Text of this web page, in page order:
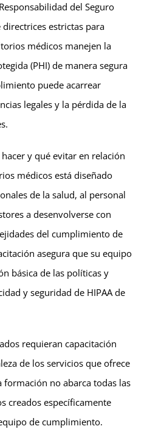
del Seguro
directrices estrictas para
médicos manejen la
(PHI) de manera segura
puede acarrear
legales y la pérdida de la
y qué evitar en relación
médicos está diseñado
de la salud, al personal
a desenvolverse con
del cumplimiento de
asegura que su equipo
básica de las políticas y
y seguridad de HIPAA de
requieran capacitación
de los servicios que ofrece
formación no abarca todas las
creados específicamente
de cumplimiento.